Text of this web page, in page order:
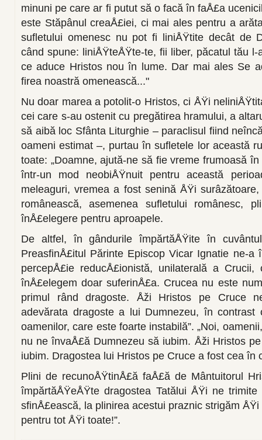
mi­nuni pe care ar fi putut să o facă în faÅ£a
este Stăpânul creaÅ£iei, ci mai ales pentru a
sufletului omenesc nu pot fi li­niÅŸtite decât de
când spune: liniÅŸteÅŸte-te, fii liber, păcatul tău
ce aduce Hristos nou în lume. Dar mai ales Se
firea noastră omenească..."
Nu doar marea a potolit-o Hristos, ci ÅŸi
cei care s-au ostenit cu pregătirea hramului, a
să aibă loc Sfânta Liturghie – paraclisul fiind
oameni estimat –, pur­tau în sufletele lor această
toate: „Doamne, ajută-ne să fie vreme frumoasă
într-un mod neobiÅŸnuit pentru această
meleaguri, vremea a fost seni­nă ÅŸi
românească, asemenea sufletu­lui românesc,
înÅ£elegere pentru aproapele.
De altfel, în gândurile împărtăÅŸi­te în
PreasfinÅ£itul Părinte Episcop Vicar Ignatie ne-a
percepÅ£ie reducÅ£ionistă, unilaterală a
înÅ£elegem doar suferinÅ£a. Crucea nu este
primul rând dragoste. Åži Hristos pe Cruce
adevărata dragoste a lui Dumnezeu, în contrast
oameni­lor, care este foarte instabilă”. „Noi,
nu ne învaÅ£ă Dumnezeu să iubim. Åži Hristos
iubim. Dragostea lui Hristos pe Cruce a fost cea în
Plini de recunoÅŸtinÅ£ă faÅ£ă de Mântuitorul
împărtăÅŸeÅŸte dragostea Tatălui ÅŸi ne
sfinÅ£ească, la plinirea acestui praznic strigăm
pentru tot ÅŸi toate!”.